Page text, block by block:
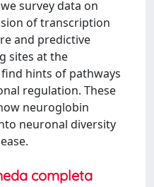
survey data on
of transcription
and predictive
sites at the
hints of pathways
regulation. These
neuroglobin
neuronal diversity
completa